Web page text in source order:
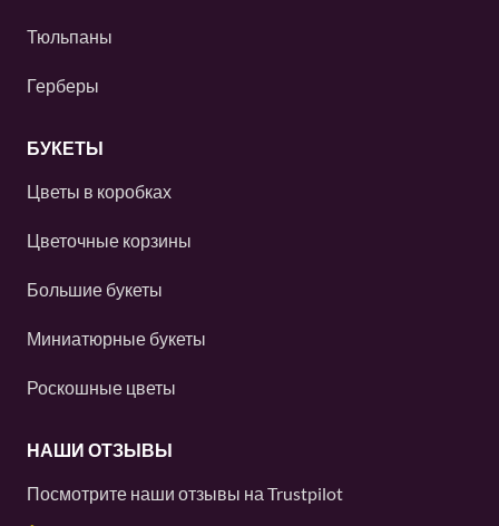
Тюльпаны
Герберы
БУКЕТЫ
Цветы в коробках
Цветочные корзины
Большие букеты
Миниатюрные букеты
Роскошные цветы
НАШИ ОТЗЫВЫ
Посмотрите наши отзывы на Trustpilot